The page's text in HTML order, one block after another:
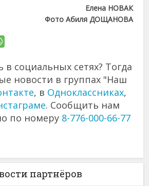
Елена НОВАК
Фото Абиля ДОЩАНОВА
социальных сетях? Тогда
новости в группах "Наш
, в Одноклассниках,
. Сообщить нам
по номеру 8-776-000-66-77
партнёров